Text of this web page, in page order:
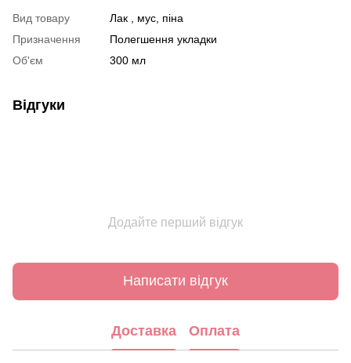
Вид товару
Лак , мус, піна
Призначення
Полегшення укладки
Об'єм
300 мл
Відгуки
Додайте перший відгук
Написати відгук
Доставка Оплата